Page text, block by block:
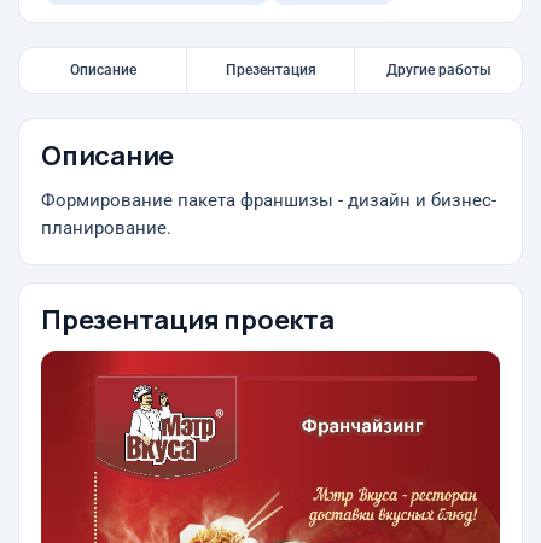
Описание Презентация Другие работы
Описание
Формирование пакета франшизы - дизайн и бизнес-
планирование.
Презентация проекта